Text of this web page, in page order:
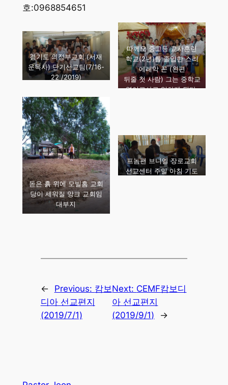
호:0968854651
경기도 의정부교회 (서재
운목사) 단기선교팀(7/16-
22 /2019)
따께오 중고등 교사훈련
학교(2년)를 졸업한 스리
에레악 꼰 (왼편
뒤줄 첫 사람) 그는 중학교
영어교사로 일하게 된다.
돋은 흙 위에 모빌홈 교회
당이 세워질 앙크 교회임
대부지
프놈팬 브니엘 장로교회
선교센터 주일 아침 기도
← Previous: 캄보
디아 선교편지
(2019/7/1)
Next: CEMF캄보디
아 선교편지
(2019/9/1)
→